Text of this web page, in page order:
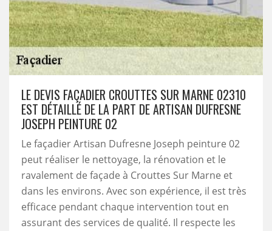
LE DEVIS FAÇADIER CROUTTES SUR MARNE 02310
EST DÉTAILLÉ DE LA PART DE ARTISAN DUFRESNE
JOSEPH PEINTURE 02
Le façadier Artisan Dufresne Joseph peinture 02
peut réaliser le nettoyage, la rénovation et le
ravalement de façade à Crouttes Sur Marne et
dans les environs. Avec son expérience, il est très
efficace pendant chaque intervention tout en
assurant des services de qualité. Il respecte les